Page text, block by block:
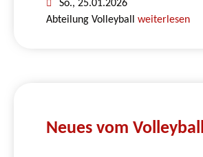
So., 25.01.2026
Abteilung Volleyball
weiterlesen
Neues vom